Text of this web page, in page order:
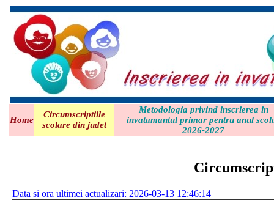
Home
Circumscriptiile
scolare din judet
Metodologia privind inscrierea in
invatamantul primar pentru anul
2026-2027
Data si ora ultimei actualizari: 2026-03-13 12:46:14